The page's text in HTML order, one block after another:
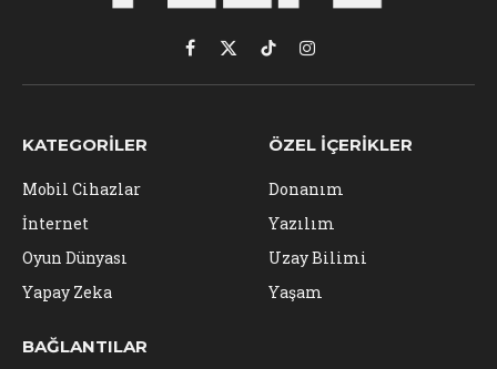
Facebook
X
(Twitter)
TikTokInstagram
KATEGORILER
Mobil Cihazlar
İnternet
Oyun Dünyası
Yapay Zeka
ÖZEL İÇERIKLER
Donanım
Yazılım
Uzay Bilimi
Yaşam
BAĞLANTILAR